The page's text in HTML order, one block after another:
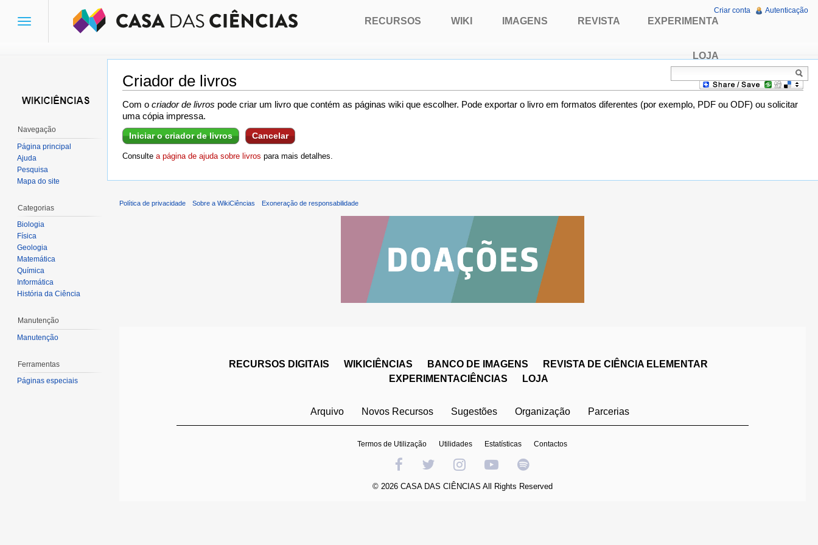
Criador de livros
Ir para:navegação,pesquisa
Com o criador de livros pode criar um livro que contém as páginas wiki que escolher. Pode exportar o livro em formatos diferentes (por exemplo, PDF ou ODF) ou solicitar
uma cópia impressa.
Iniciar o criador de livros Cancelar
Consulte a página de ajuda sobre livros para mais detalhes.
Toggle
RECURSOS WIKI IMAGENS REVISTA EXPERIMENTA
LOJA
Criar conta Autenticação
Navegação
Página principal
Ajuda
Pesquisa
Mapa do site
Categorias
Biologia
Física
Geologia
Matemática
Química
Informática
História da Ciência
Manutenção
Manutenção
Ferramentas
Páginas especiais
Política de privacidade Sobre a WikiCiências Exoneração de responsabilidade
RECURSOS DIGITAIS WIKICIÊNCIAS BANCO DE IMAGENS
REVISTA DE CIÊNCIA ELEMENTAR
EXPERIMENTACIÊNCIAS
LOJA
Arquivo Novos Recursos Sugestões Organização Parcerias
Termos de Utilização Utilidades Estatísticas Contactos
© 2026 CASA DAS CIÊNCIAS All Rights Reserved